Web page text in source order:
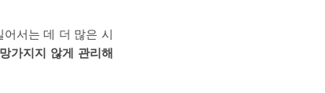
서는 데 더 많은 시
가지지 않게 관리해